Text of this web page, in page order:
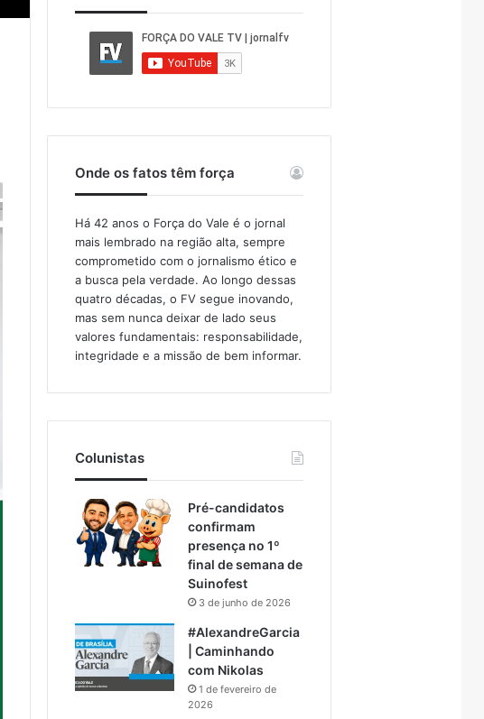
Onde os fatos têm força
Há 42 anos o Força do Vale é o jornal
mais lembrado na região alta, sempre
comprometido com o jornalismo ético e
a busca pela verdade. Ao longo dessas
quatro décadas, o FV segue inovando,
mas sem nunca deixar de lado seus
valores fundamentais: responsabilidade,
integridade e a missão de bem informar.​
Colunistas
Pré-candidatos
confirmam
presença no 1º
final de semana de
Suinofest
3 de junho de 2026
#AlexandreGarcia
| Caminhando
com Nikolas
1 de fevereiro de
2026